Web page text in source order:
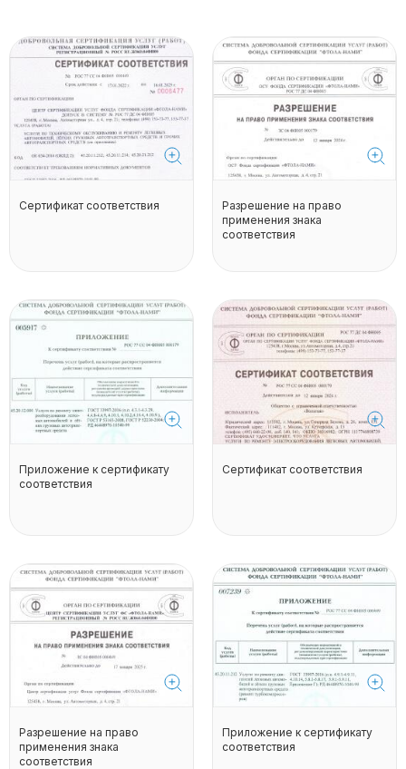
Сертификат соответствия
Разрешение на право
применения знака
соответствия
Приложение к сертификату
соответствия
Сертификат соответствия
Разрешение на право
применения знака
соответствия
Приложение к сертификату
соответствия